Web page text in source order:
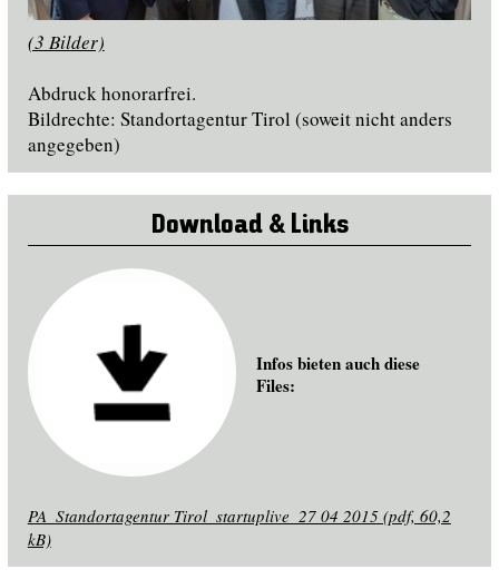
(3 Bilder)
Abdruck honorarfrei.
Bildrechte: Standortagentur Tirol (soweit nicht anders
angegeben)
Download & Links
Infos bieten auch diese
Files:
PA_Standortagentur Tirol_startuplive_27 04 2015 (pdf, 60,2
kB)